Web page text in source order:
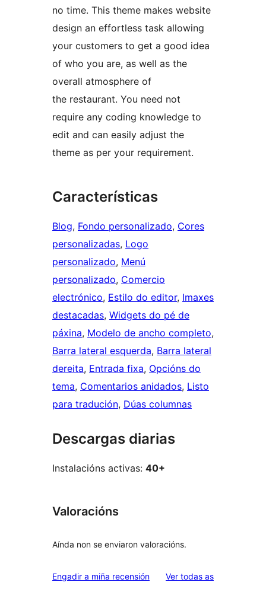
no time. This theme makes website
design an effortless task allowing
your customers to get a good idea
of who you are, as well as the
overall atmosphere of
the restaurant. You need not
require any coding knowledge to
edit and can easily adjust the
theme as per your requirement.
Características
Blog, Fondo personalizado, Cores
personalizadas, Logo
personalizado, Menú
personalizado, Comercio
electrónico, Estilo do editor, Imaxes
destacadas, Widgets do pé de
páxina, Modelo de ancho completo
Barra lateral esquerda, Barra lateral
dereita, Entrada fixa, Opcións do
tema, Comentarios anidados, Listo
para tradución, Dúas columnas
Descargas diarias
Instalacións activas: 40+
Valoracións
Aínda non se enviaron valoracións.
Engadir a miña recensión Ver todas asvaloracións